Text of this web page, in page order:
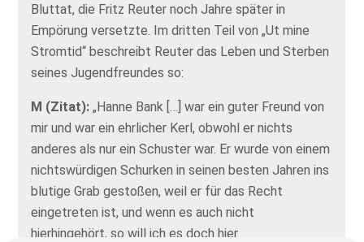
Bluttat, die Fritz Reuter noch Jahre später in
Empörung versetzte. Im dritten Teil von „Ut mine
Stromtid“ beschreibt Reuter das Leben und Sterben
seines Jugendfreundes so:
M (Zitat):„Hanne Bank […] war ein guter Freund von
mir und war ein ehrlicher Kerl, obwohl er nichts
anderes als nur ein Schuster war. Er wurde von einem
nichtswürdigen Schurken in seinen besten Jahren ins
blutige Grab gestoßen, weil er für das Recht
eingetreten ist, und wenn es auch nicht
hierhingehört, so will ich es doch hier